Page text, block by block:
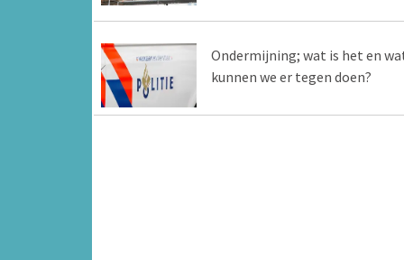
Ondermijning; wat is het en
kunnen we er tegen doen?